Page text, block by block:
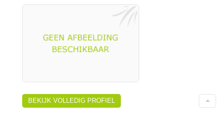
BEKIJK VOLLEDIG PROFIEL